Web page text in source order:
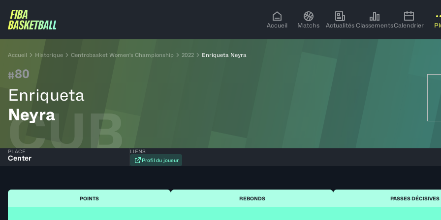
Accueil Matchs Actualités ClassementsCalendrier
Accueil Historique Centrobasket Women's Championship 2022 Enriqueta Neyra
#80
Enriqueta
Neyra
CUB
PLACE
Center
LIENS
Profil du joueur
POINTS REBONDS PASSES DÉCISIVES